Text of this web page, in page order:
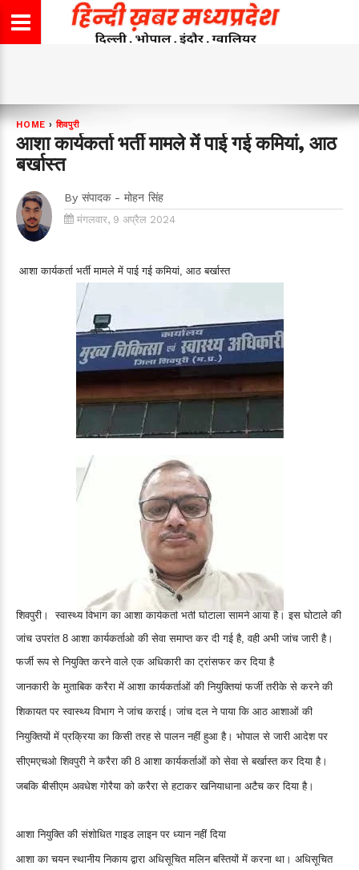
HOME ›शिवपुरी
आशा कार्यकर्ता भर्ती मामले में पाई गई कमियां, आठ
बर्खास्त
By संपादक - मोहन सिंह
मंगलवार, 9 अप्रैल 2024
आशा कार्यकर्ता भर्ती मामले में पाई गई कमियां, आठ बर्खास्त
शिवपुरी। स्वास्थ्य विभाग का आशा कार्यकर्ता भर्ती घोटाला सामने आया है। इस घोटाले की
जांच उपरांत 8 आशा कार्यकर्ताओ की सेवा समाप्त कर दी गई है, वही अभी जांच जारी है।
फर्जी रूप से नियुक्ति करने वाले एक अधिकारी का ट्रांसफर कर दिया है
जानकारी के मुताबिक करैरा में आशा कार्यकर्ताओं की नियुक्तियां फर्जी तरीके से करने की
शिकायत पर स्वास्थ्य विभाग ने जांच कराई। जांच दल ने पाया कि आठ आशाओं की
नियुक्तियों में प्रक्रिया का किसी तरह से पालन नहीं हुआ है। भोपाल से जारी आदेश पर
सीएमएचओ शिवपुरी ने करैरा की 8 आशा कार्यकर्ताओं को सेवा से बर्खास्त कर दिया है।
जबकि बीसीएम अवधेश गोरैया को करैरा से हटाकर खनियाधाना अटैच कर दिया है।
आशा नियुक्ति की संशोधित गाइड लाइन पर ध्यान नहीं दिया
आशा का चयन स्थानीय निकाय द्वारा अधिसूचित मलिन बस्तियों में करना था। अधिसूचित